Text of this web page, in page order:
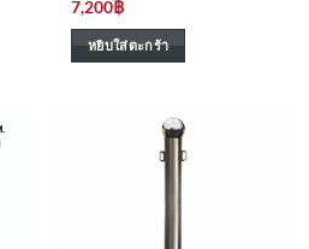
7,200฿
หยิบใส่ตะกร้า